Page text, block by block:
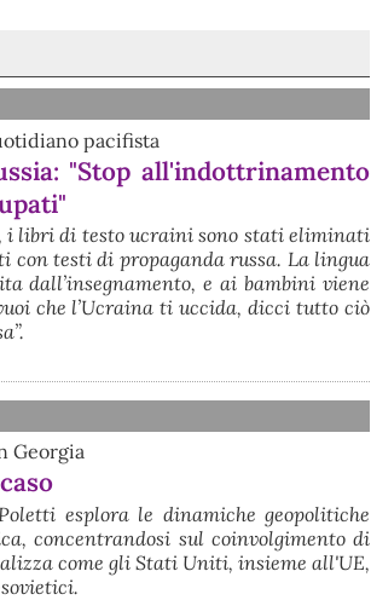
pacifista
"Stop all'indottrinamento
i libri di testo ucraini sono stati eliminati
con testi di propaganda russa. La lingua
dall’insegnamento, e ai bambini viene
che l’Ucraina ti uccida, dicci tutto ciò
Georgia
esplora le dinamiche geopolitiche
concentrandosi sul coinvolgimento di
come gli Stati Uniti, insieme all'UE,